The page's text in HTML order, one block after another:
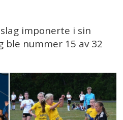
imponerte i sin
ble nummer 15 av 32